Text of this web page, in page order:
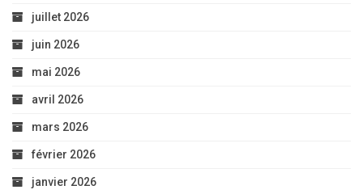
juillet 2026
juin 2026
mai 2026
avril 2026
mars 2026
février 2026
janvier 2026